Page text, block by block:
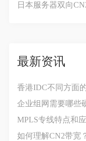
日本服务器双向
最新资讯
香港IDC不同方面
企业组网需要哪些
MPLS专线特点和
如何理解CN2带宽